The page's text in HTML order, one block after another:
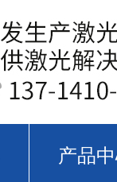
产品